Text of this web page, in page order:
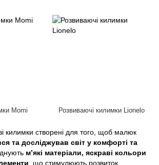
килимки створені для того, щоб малюк
та досліджував світ у комфорті та
м’які матеріали, яскраві кольори
, що стимулюють розвиток
Momi Розвиваючі килимки Lionelo